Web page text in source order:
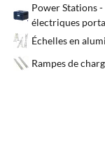
Power Stations
électriques
Échelles en
Rampes de